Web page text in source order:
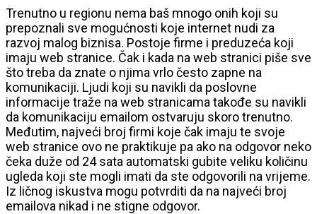
Trenutno u regionu nema baš mnogo onih koji su
prepoznali sve mogućnosti koje internet nudi za
razvoj malog biznisa. Postoje firme i preduzeća koji
imaju web stranice. Čak i kada na web stranici piše sve
što treba da znate o njima vrlo često zapne na
komunikaciji. Ljudi koji su navikli da poslovne
informacije traže na web stranicama takođe su navikli
da komunikaciju emailom ostvaruju skoro trenutno.
Međutim, najveći broj firmi koje čak imaju te svoje
web stranice ovo ne praktikuje pa ako na odgovor neko
čeka duže od 24 sata automatski gubite veliku količinu
ugleda koji ste mogli imati da ste odgovorili na vrijeme.
Iz ličnog iskustva mogu potvrditi da na najveći broj
emailova nikad i ne stigne odgovor.